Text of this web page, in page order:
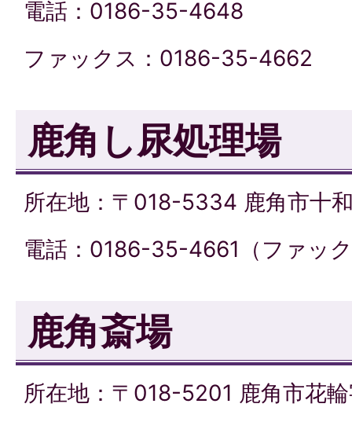
電話：0186-35-4648
ファックス：0186-35-4662
鹿角し尿処理場
所在地：〒018-5334 鹿角市十
電話：0186-35-4661（ファッ
鹿角斎場
所在地：〒018-5201 鹿角市花